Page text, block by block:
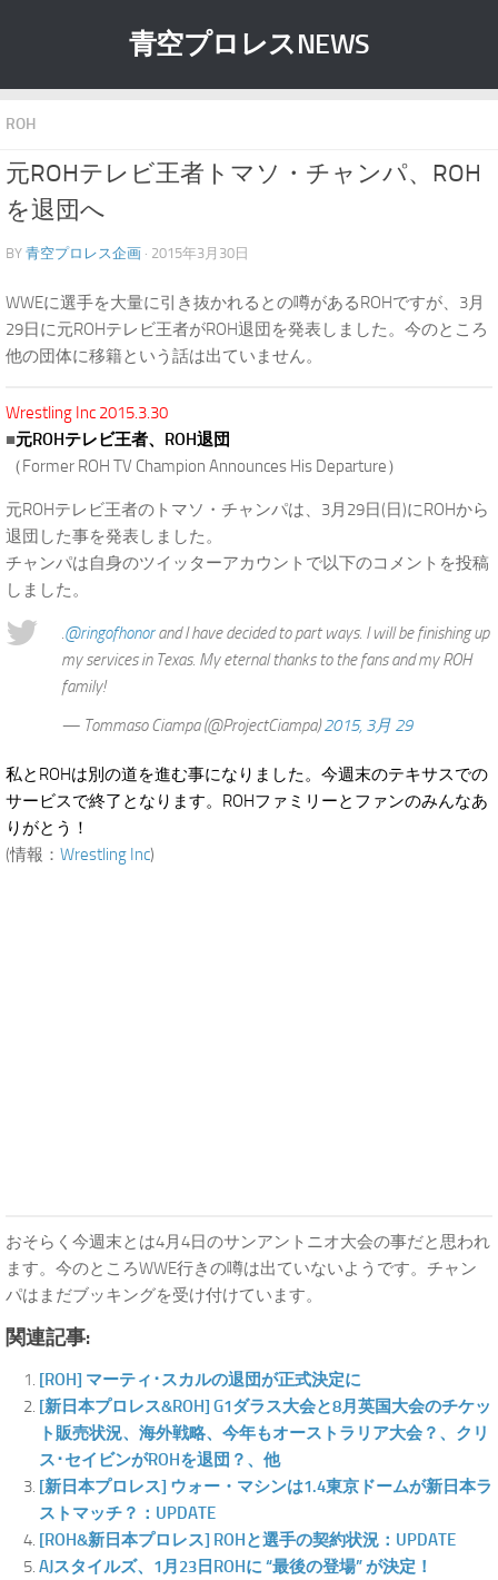
青空プロレスNEWS
ROH
元ROHテレビ王者トマソ・チャンパ、ROH
を退団へ
BY 青空プロレス企画 · 2015年3月30日
WWEに選手を大量に引き抜かれるとの噂があるROHですが、3月
29日に元ROHテレビ王者がROH退団を発表しました。今のところ
他の団体に移籍という話は出ていません。
Wrestling Inc 2015.3.30
■元ROHテレビ王者、ROH退団
（Former ROH TV Champion Announces His Departure）
元ROHテレビ王者のトマソ・チャンパは、3月29日(日)にROHから
退団した事を発表しました。
チャンパは自身のツイッターアカウントで以下のコメントを投稿
しました。
.@ringofhonorand I have decided to part ways. I will be finishing up
my services in Texas. My eternal thanks to the fans and my ROH
family!
— Tommaso Ciampa (@ProjectCiampa)2015, 3月 29
私とROHは別の道を進む事になりました。今週末のテキサスでの
サービスで終了となります。ROHファミリーとファンのみんなあ
りがとう！
(情報： Wrestling Inc)
おそらく今週末とは4月4日のサンアントニオ大会の事だと思われ
ます。今のところWWE行きの噂は出ていないようです。チャン
パはまだブッキングを受け付けています。
関連記事:
[ROH] マーティ･スカルの退団が正式決定に
[新日本プロレス&ROH] G1ダラス大会と8月英国大会のチケッ
ト販売状況、海外戦略、今年もオーストラリア大会？、クリ
ス･セイビンがROHを退団？、他
[新日本プロレス] ウォー・マシンは1.4東京ドームが新日本ラ
ストマッチ？：UPDATE
[ROH&新日本プロレス] ROHと選手の契約状況：UPDATE
AJスタイルズ、1月23日ROHに “最後の登場” が決定！